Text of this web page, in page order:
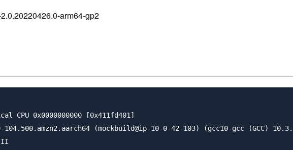
arm64-gp2
0x0000000000 [0x411fd401]
(mockbuild@ip-10-0-42-103) (gcc10-gcc (GCC)
II